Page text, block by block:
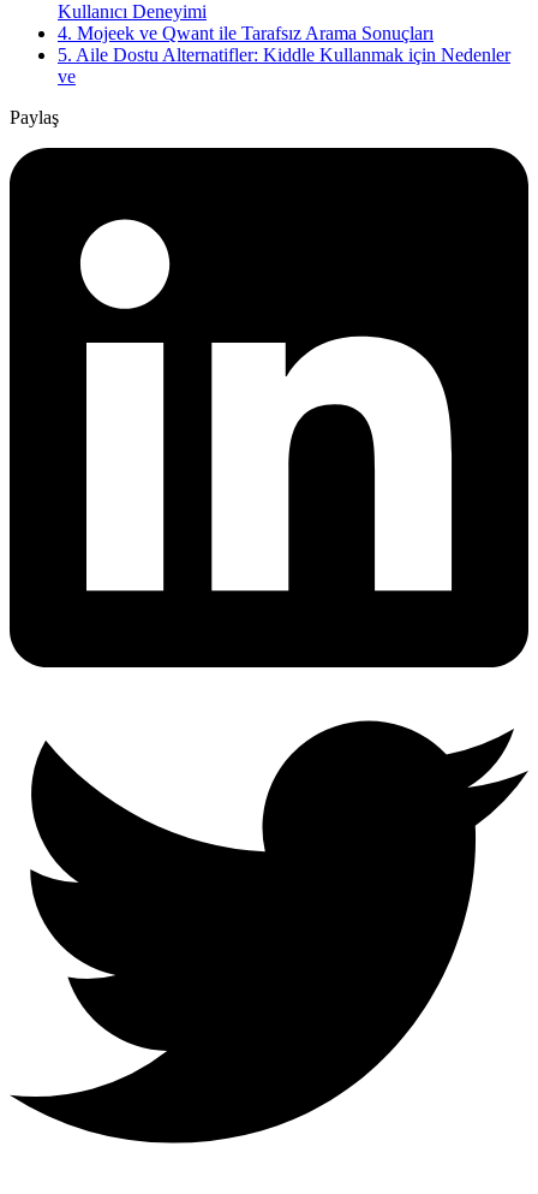
Kullanıcı Deneyimi
4. Mojeek ve Qwant ile Tarafsız Arama Sonuçları
5. Aile Dostu Alternatifler: Kiddle Kullanmak için Nedenler
ve
Paylaş